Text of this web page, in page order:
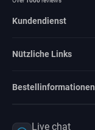
Kundendienst
Nützliche Links
Bestellinformationen
Live chat